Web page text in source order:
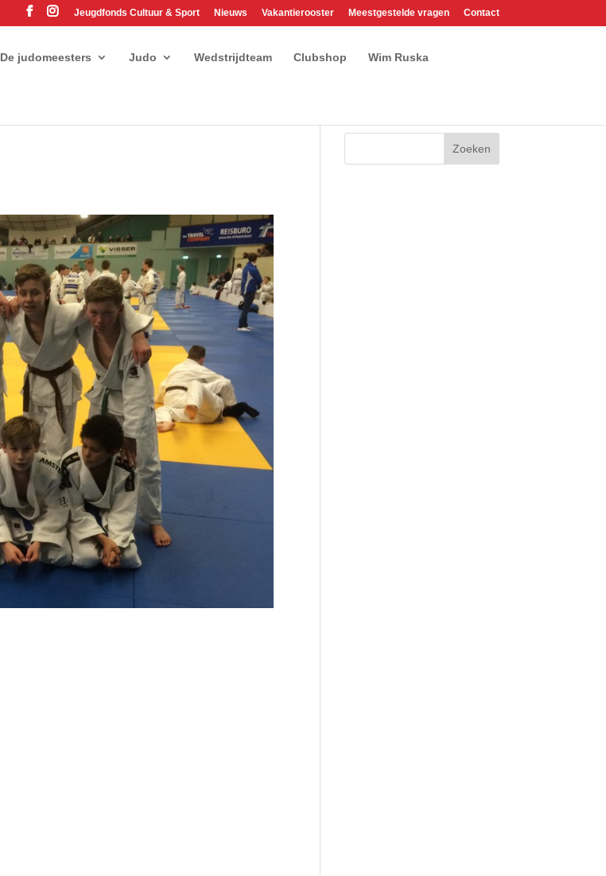
Jeugdfonds Cultuur & Sport Nieuws Vakantierooster Meestgestelde vragen Contact
De judomeesters Judo Wedstrijdteam Clubshop Wim Ruska